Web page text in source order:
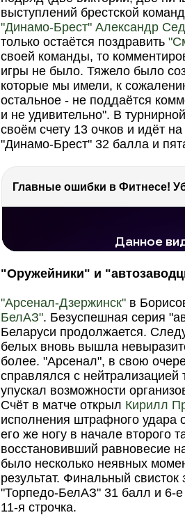
выступлений брестской
"Динамо-Брест" Александр
только остаётся поздравить
своей команды, то
игры не было. Тяжело было
которые мы имели, к
остальное - не поддаётся
и не удивительно". В
своём счету 13 очков и идёт
"Динамо-Брест" 32 балла и
"Оружейники" и
"Арсенал-Дзержинск" в
БелАЗ". Безуспешная серия
Беларуси продолжается.
белых вновь вышла
более. "Арсенал", в свою
справлялся с нейтрализацией
упускал возможности
Счёт в матче открыл Кирилл
исполнения штрафного удара
его же ногу в начале второго
восстановивший равновесие
было несколько неявных
результат. Финальный
"Торпедо-БелАЗ" 31 балл и 6-
11-я строчка.